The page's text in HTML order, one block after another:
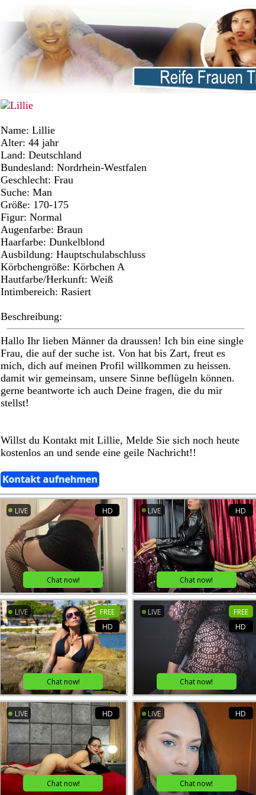
Name: Lillie
Alter: 44 jahr
Land: Deutschland
Bundesland: Nordrhein-Westfalen
Geschlecht: Frau
Suche: Man
Größe: 170-175
Figur: Normal
Augenfarbe: Braun
Haarfarbe: Dunkelblond
Ausbildung: Hauptschulabschluss
Körbchengröße: Körbchen A
Hautfarbe/Herkunft: Weiß
Intimbereich: Rasiert
Beschreibung:
Hallo Ihr lieben Männer da draussen! Ich bin eine single
Frau, die auf der suche ist. Von hat bis Zart, freut es
mich, dich auf meinen Profil willkommen zu heissen.
damit wir gemeinsam, unsere Sinne beflügeln können.
gerne beantworte ich auch Deine fragen, die du mir
stellst!
Willst du Kontakt mit Lillie, Melde Sie sich noch heute
kostenlos an und sende eine geile Nachricht!!